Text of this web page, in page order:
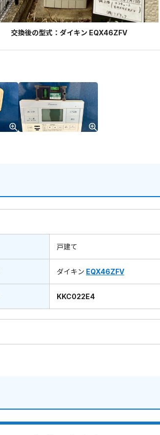
交換後の型式：ダイキン EQX46ZFV
戸建て
ダイキン EQX46ZFV
KKC022E4